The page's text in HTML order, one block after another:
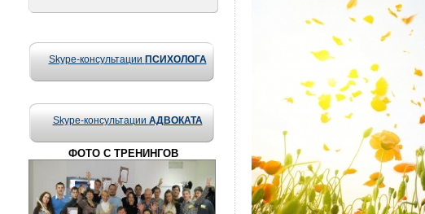
Skype-консультации ПСИХОЛОГА
Skype-консультации АДВОКАТА
ФОТО С ТРЕНИНГОВ